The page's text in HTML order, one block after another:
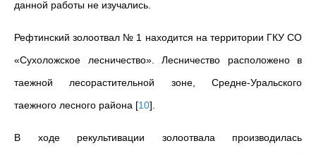
данной работы не изучались.
Рефтинский золоотвал № 1 находится на территории ГКУ СО
«Сухоложское лесничество». Лесничество расположено в
таежной лесорастительной зоне, Средне-Уральского
таежного лесного района [10]
В ходе рекультивации золоотвала производилась